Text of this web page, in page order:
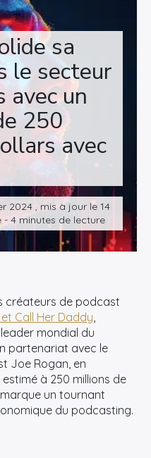
sa
le secteur
avec un
250
avec
2024 , mis à jour le 14
- 4 minutes de lecture
créateurs de podcast
Call Her Daddy,
mondial du
partenariat avec le
Joe Rogan, en
à 250 millions de
un tournant
du podcasting.